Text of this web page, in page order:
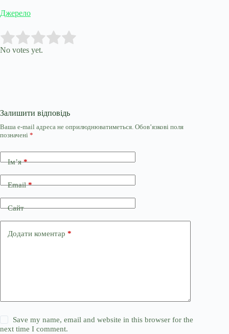
Джерело
Rate this item:
No votes yet.
Залишити відповідь
Ваша e-mail адреса не оприлюднюватиметься. Обов’язкові поля
позначені *
Ім’я*
Email*
Сайт
Додати коментар *
Save my name, email and website in this browser for the
next time I comment.